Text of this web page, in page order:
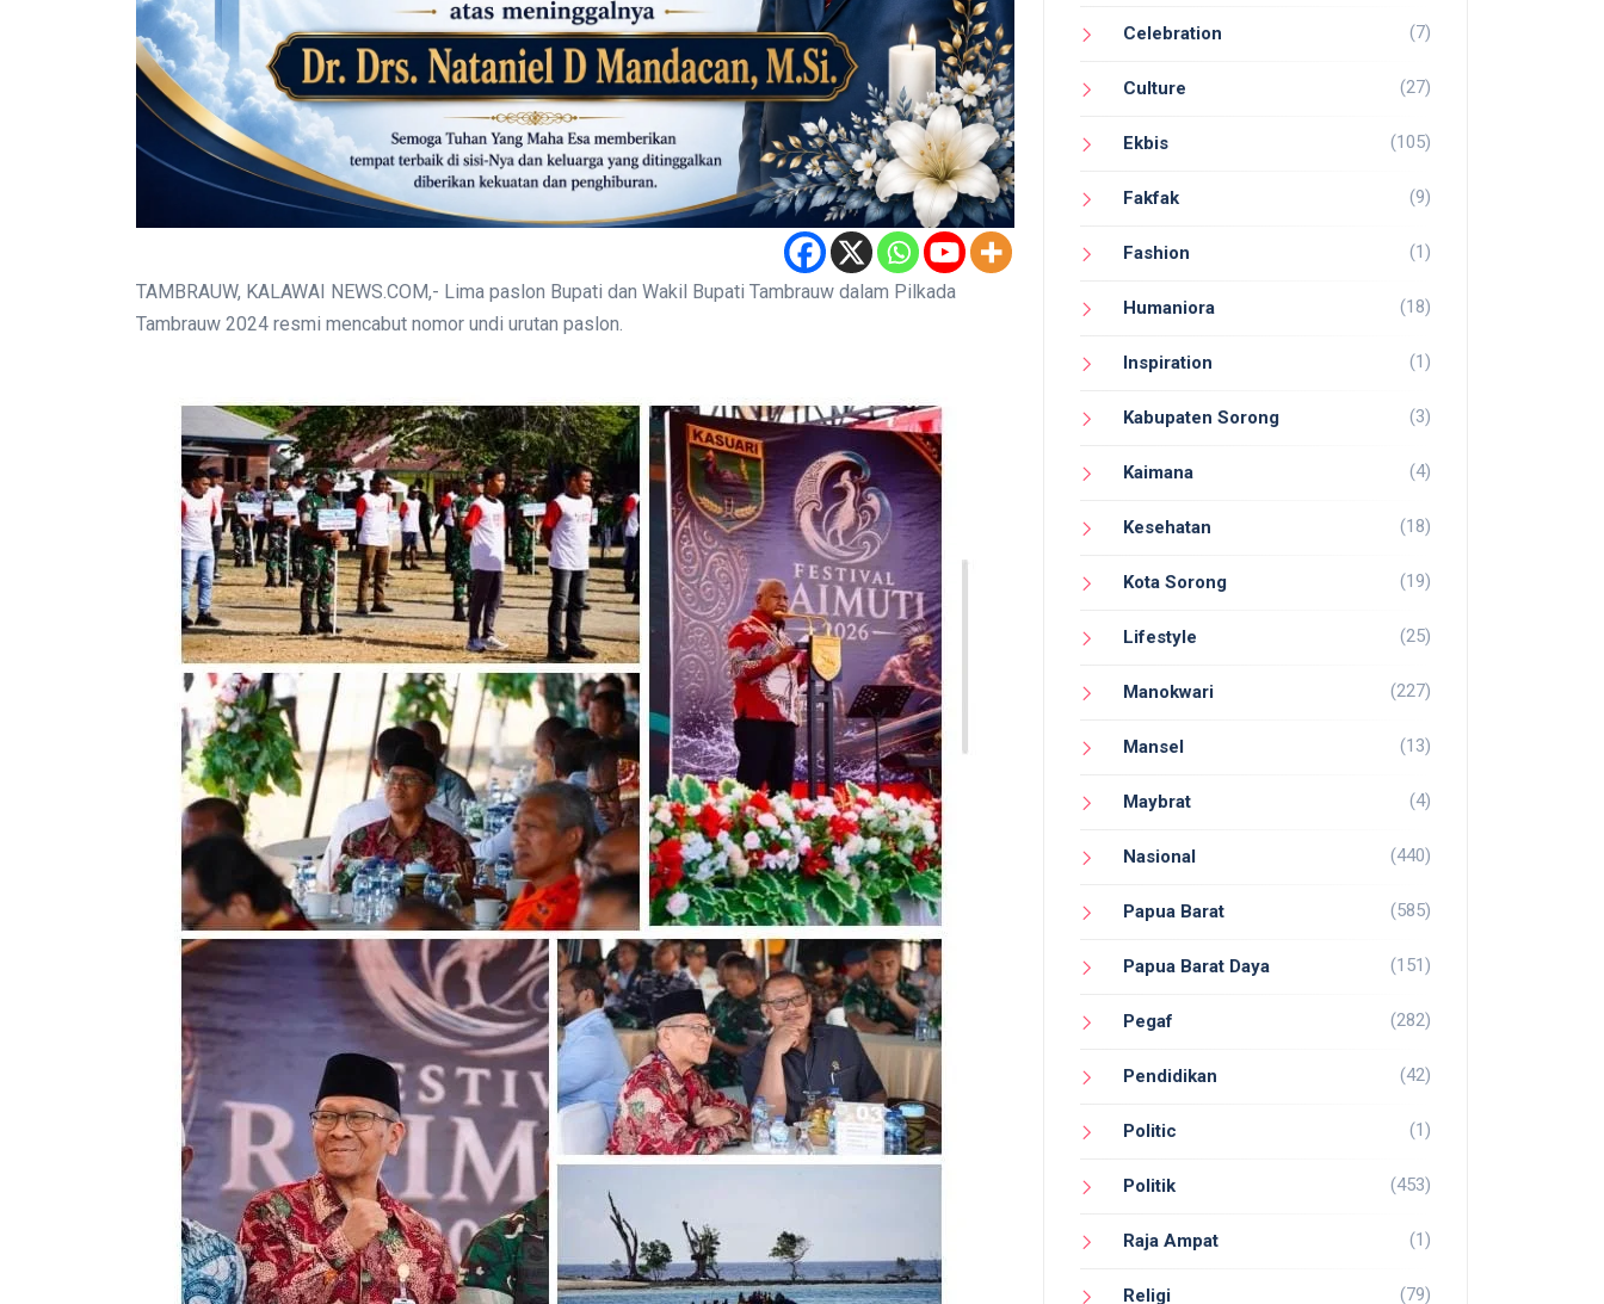
TAMBRAUW, KALAWAI NEWS.COM,- Lima paslon Bupati dan Wakil Bupati Tambrauw dalam Pilkada
Tambrauw 2024 resmi mencabut nomor undi urutan paslon.
Celebration (7)
Culture (27)
Ekbis (105)
Fakfak (9)
Fashion (1)
Humaniora (18)
Inspiration (1)
Kabupaten Sorong (3)
Kaimana (4)
Kesehatan (18)
Kota Sorong (19)
Lifestyle (25)
Manokwari (227)
Mansel (13)
Maybrat (4)
Nasional (440)
Papua Barat (585)
Papua Barat Daya (151)
Pegaf (282)
Pendidikan (42)
Politic (1)
Politik (453)
Raja Ampat (1)
Religi (79)